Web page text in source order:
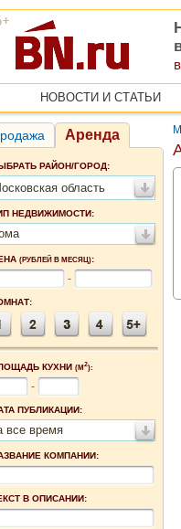
НОВОСТИ И СТАТЬИ
Аренда
РАЙОН/ГОРОД:
область
НЕДВИЖИМОСТИ:
(РУБЛЕЙ В МЕСЯЦ):
-
КУХНИ (М2):
-
ПУБЛИКАЦИИ:
все время
КОМПАНИИ:
В ОПИСАНИИ: